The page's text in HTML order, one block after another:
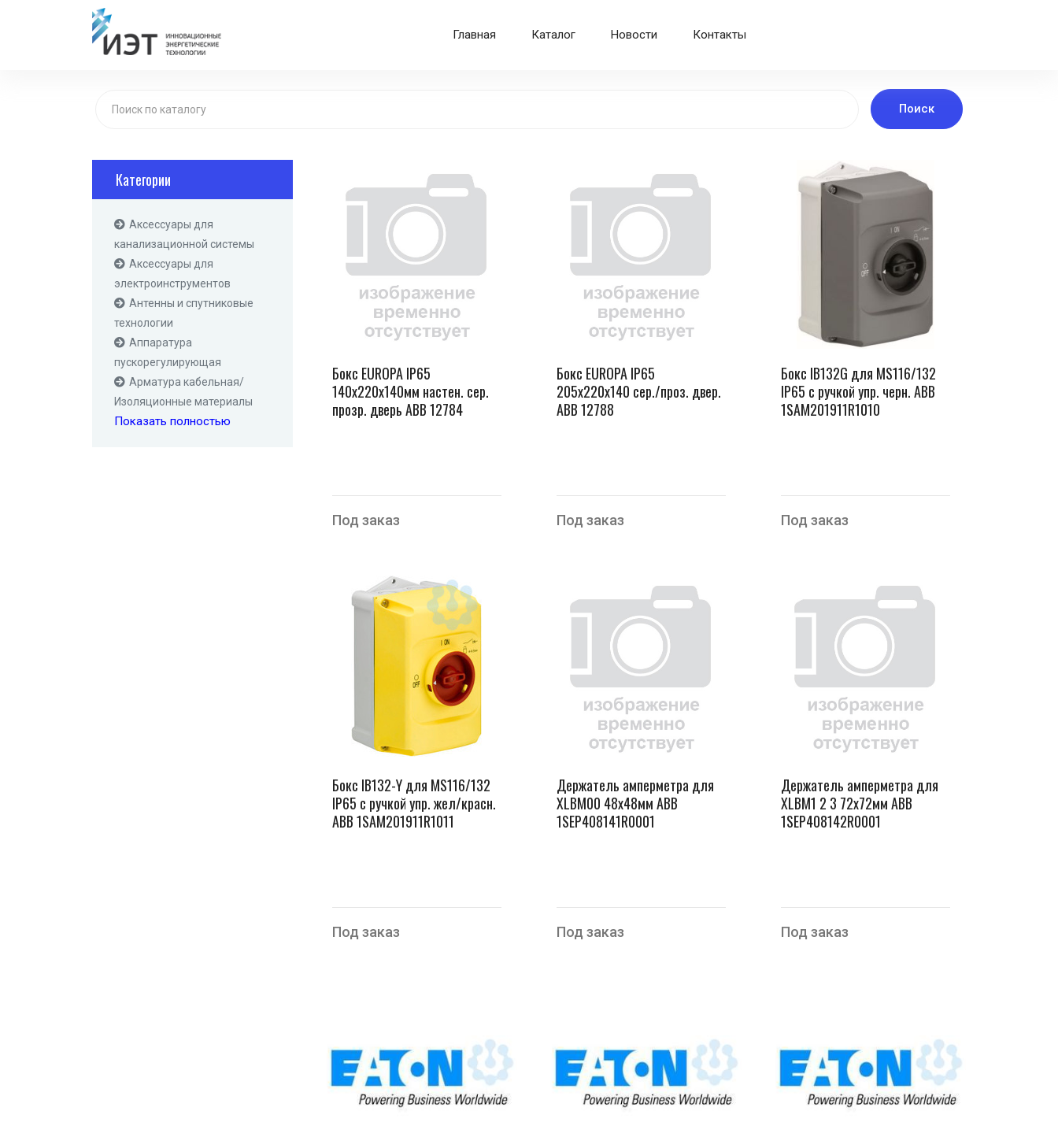
Главная Каталог Новости Контакты
Поиск
Категории
Аксессуары для
канализационной системы
Аксессуары для
электроинструментов
Антенны и спутниковые
технологии
Аппаратура
пускорегулирующая
Арматура кабельная/
Изоляционные материалы
Показать полностью
Бокс EUROPA IP65
140х220х140мм настен. сер.
прозр. дверь ABB 12784
Под заказ
Бокс EUROPA IP65
205х220х140 сер./проз. двер.
ABB 12788
Под заказ
Бокс IB132G для MS116/132
IP65 с ручкой упр. черн. ABB
1SAM201911R1010
Под заказ
Бокс IB132-Y для MS116/132
IP65 с ручкой упр. жел/красн.
ABB 1SAM201911R1011
Под заказ
Держатель амперметра для
XLBM00 48х48мм ABB
1SEP408141R0001
Под заказ
Держатель амперметра для
XLBM1 2 3 72х72мм ABB
1SEP408142R0001
Под заказ